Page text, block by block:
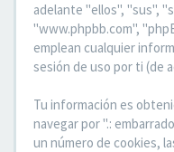
adelante "ellos", "sus",
"www.phpbb.com",
emplean cualquier
sesión de uso por ti (de
Tu información es
navegar por ".:
un número de cookies,